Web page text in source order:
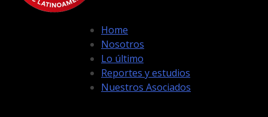
Home
Nosotros
Lo último
Reportes y estudios
Nuestros Asociados